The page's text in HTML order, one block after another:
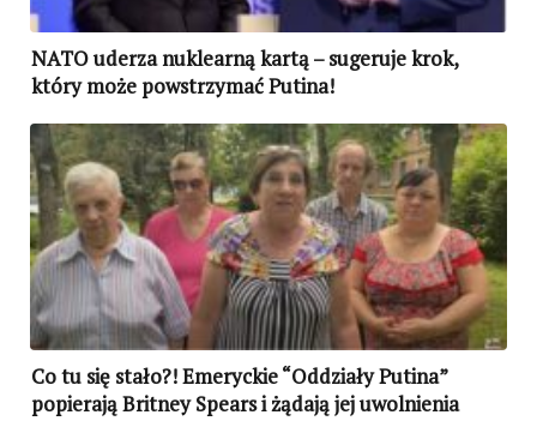
NATO uderza nuklearną kartą – sugeruje krok,
który może powstrzymać Putina!
Co tu się stało?! Emeryckie “Oddziały Putina”
popierają Britney Spears i żądają jej uwolnienia